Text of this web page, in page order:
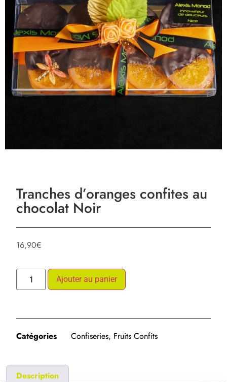
Tranches d’oranges confites au
chocolat Noir
16,90€
Ajouter au panier
Catégories Confiseries, Fruits Confits
Description